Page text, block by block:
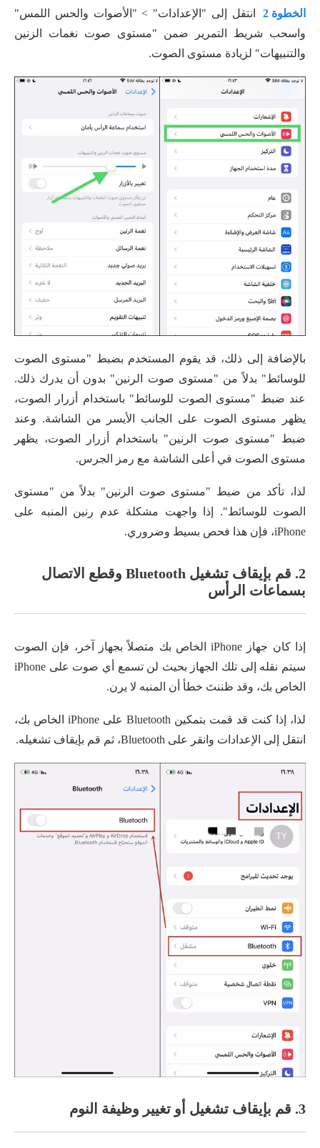
الخطوة 2
انتقل إلى "الإعدادات" > "الأصوات والحس اللمس"
واسحب شريط التمرير ضمن "مستوى صوت نغمات الزنين
والتنبيهات" لزيادة مستوى الصوت.
بالإضافة إلى ذلك، قد يقوم المستخدم بضبط "مستوى الصوت
للوسائط" بدلاً من "مستوى صوت الرنين" بدون أن يدرك ذلك.
عند ضبط "مستوى الصوت للوسائط" باستخدام أزرار الصوت،
يظهر مستوى الصوت على الجانب الأيسر من الشاشة. وعند
ضبط "مستوى صوت الرنين" باستخدام أزرار الصوت، يظهر
مستوى الصوت في أعلى الشاشة مع رمز الجرس.
لذا، تأكد من ضبط "مستوى صوت الرنين" بدلاً من "مستوى
الصوت للوسائط". إذا واجهت مشكلة عدم رنين المنبه على
iPhone، فإن هذا فحص بسيط وضروري.
2. قم بإيقاف تشغيل Bluetooth وقطع الاتصال
بسماعات الرأس
إذا كان جهاز iPhone الخاص بك متصلاً بجهاز آخر، فإن الصوت
سيتم نقله إلى تلك الجهاز بحيث لن تسمع أي صوت على iPhone
الخاص بك، وقد ظننتَ خطأ أن المنبه لا يرن.
لذا، إذا كنت قد قمت بتمكين Bluetooth على iPhone الخاص بك،
انتقل إلى الإعدادات وانقر على Bluetooth، ثم قم بإيقاف تشغيله.
3. قم بإيقاف تشغيل أو تغيير وظيفة النوم